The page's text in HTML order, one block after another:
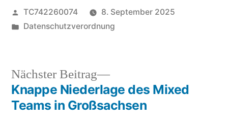
Veröffentlicht
von
TC742260074
8. September 2025
Veröffentlicht
Datenschutzverordnung
Beitragsnavigation
Nächster Beitrag
Nächster
Beitrag:
Knappe Niederlage des Mixed
Teams in Großsachsen